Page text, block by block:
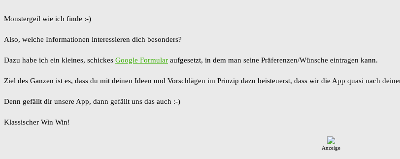
Monstergeil wie ich finde :-)
Also, welche Informationen interessieren dich besonders?
Dazu habe ich ein kleines, schickes Google Formular aufgesetzt, in dem man seine Präferenzen/Wünsche eintragen kann.
Ziel des Ganzen ist es, dass du mit deinen Ideen und Vorschlägen im Prinzip dazu beisteuerst, dass wir die App quasi nach
Denn gefällt dir unsere App, dann gefällt uns das auch :-)
Klassischer Win Win!
Anzeige